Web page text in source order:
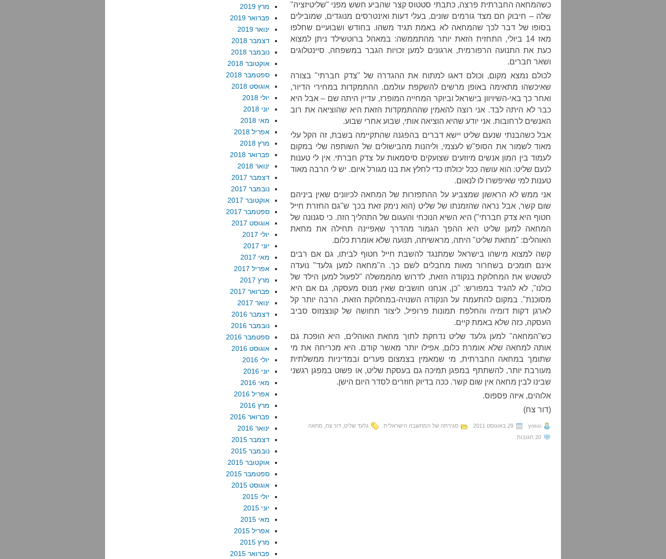
כשהמחאה החברתית פרצה, כתבתי סטטוס קצר שהביע חשש מפני "שליטיזציה"
שלה – חיבוק חם מצד גורמים שונים, בעלי דעות ואינטרסים מנוגדים, שמובילים
בסופו של דבר לכך שהמחאה לא באמת תגיד משהו. בחודש ושבועיים שחלפו
מאז 14 ביולי, התחזית הזאת יותר מהתממשה: במאהל ברוטשילד ניתן למצוא
כעת את התנועה הרפורמית, ארגונים למען זכויות הגבר במשפחה, סיינטלוגים
ושאר חברים.
לכולם נמצא מקום, וכולם דאגו למתוח את ההגדרה של "צדק חברתי" בצורה
שאיכשהו מתאימה באופן מרשים להשקפת עולמם. ההתמקדות במחירי הדיור,
ואחר כך באי-השיויוון בישראל וביוקר המחייה המופרז, עדיין היתה שם – אבל היא
כבר לא היתה לבד. אני רוצה להאמין שההתמקדות הזאת היא שהוציאה את רוב
האנשים לרחובות. אני יודע שהיא הוציאה אותי, שבוע אחרי שבוע.
אבל כשהבנתי שנעם שליט יישא דברים בהפגנה שהתקיימה בשבת, זה הקל עלי
מאוד לשמור את הסופ"ש לעצמי, וליהנות מהבישולים של השותפה שלי במקום
לעמוד בין המון אנשים מיוזעים שצועקים סיסמאות על צדק חברתי. אין לי טענות
לנעם שליט: הוא עושה ככל יכולתו כדי לחלץ את בנו מגורל איום. יש לי הרבה מאוד
טענות למי שאיפשרו לו לנאום.
אני ממש לא הראשון שמצביע על ההתפזרות של המחאה לכיוונים שאין ביניהם
שום קשר, אבל נראה שהזמנתו של שליט (הוא נימק זאת בכך ש"גם החזרת חייל
חטוף היא צדק חברתי") היא השיא הנוכחי והעגום של התהליך הזה. כי סגנונה של
המחאה למען שליט היא ההפך הגמור מהדרך שאפיינה תחילה את מחאת
האוהלים: "מחאת שליט" היתה, מראשיתה, תנועה שלא אומרת כלום.
קשה למצוא מישהו בישראל שמתנגד להשבת חייל חטוף לביתו, גם אם רבים
אינם תומכים בשחרור מאות מחבלים לשם כך. ה"מחאה למען גלעד" נועדה
לטשטש את המחלוקת בנקודה הזאת, לדרוש מהממשלה "לפעול למען הילד של
כולנו", לא להגיד במפורש: "כן, אנחנו חושבים שאין מנוס מעסקה, גם אם היא
מסוכנת". במקום להתעמת על הנקודה השנויה-במחלוקת הזאת, הרבה יותר קל
לארגן דקות דומיה והחלפת תמונות פרופיל, ליצור תחושה של קונצנזוס סביב
העסקה, כזה שלא באמת קיים.
כש"המחאה" למען גלעד שליט נדחקת לתוך מחאת האוהלים, היא הופכת גם
אותה למחאה שלא אומרת כלום, אפילו יותר מאשר קודם. היא מכריחה את מי
שתומך במחאה החברתית, מי שמאמין בצמצום פערים ובמדיניות ממשלתית
מעורבת יותר, להשתתף במפגן תמיכה גם בעסקת שליט, או פשוט במפגן רגשני
שבינו לבין מחאה אין שום קשר. ככה בדיוק חוזרים לסדר היום הישן.
אלוהים, איזה פספוס.
(דור צח)
yossi 29 באוגוסט 2011 סגירתה של המחשבה הישראלית גלעד שליט דור צח
מחאה
20 תגובות
מרץ 2019
פברואר 2019
ינואר 2019
דצמבר 2018
נובמבר 2018
אוקטובר 2018
ספטמבר 2018
אוגוסט 2018
יולי 2018
יוני 2018
מאי 2018
אפריל 2018
מרץ 2018
פברואר 2018
ינואר 2018
דצמבר 2017
נובמבר 2017
אוקטובר 2017
ספטמבר 2017
אוגוסט 2017
יולי 2017
יוני 2017
מאי 2017
אפריל 2017
מרץ 2017
פברואר 2017
ינואר 2017
דצמבר 2016
נובמבר 2016
ספטמבר 2016
אוגוסט 2016
יולי 2016
יוני 2016
מאי 2016
אפריל 2016
מרץ 2016
פברואר 2016
ינואר 2016
דצמבר 2015
נובמבר 2015
אוקטובר 2015
ספטמבר 2015
אוגוסט 2015
יולי 2015
יוני 2015
מאי 2015
אפריל 2015
מרץ 2015
פברואר 2015